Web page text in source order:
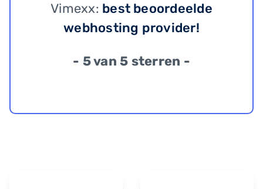
Vimexx: best beoordeelde
webhosting provider!
- 5 van 5 sterren -